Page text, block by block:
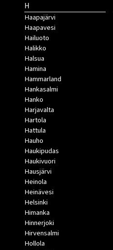
H
Haapajärvi
Haapavesi
Hailuoto
Halikko
Halsua
Hamina
Hammarland
Hankasalmi
Hanko
Harjavalta
Hartola
Hattula
Hauho
Haukipudas
Haukivuori
Hausjärvi
Heinola
Heinävesi
Helsinki
Himanka
Hinnerjoki
Hirvensalmi
Hollola